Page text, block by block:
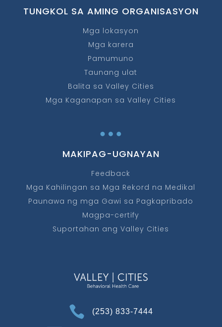
TUNGKOL SA AMING ORGANISASYON
Mga lokasyon
Mga karera
Pamumuno
Taunang ulat
Balita sa Valley Cities
Mga Kaganapan sa Valley Cities
…
MAKIPAG-UGNAYAN
Feedback
Mga Kahilingan sa Mga Rekord na Medikal
Paunawa ng mga Gawi sa Pagkapribado
Magpa-certify
Suportahan ang Valley Cities
 (253) 833-7444